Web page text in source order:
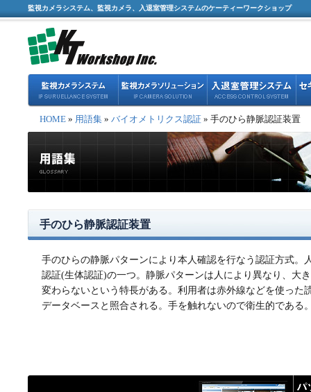
監視カメラシステム、監視カメラ、入退室管理システムのケーティーワークショップ
HOME » 用語集 » バイオメトリクス認証 » 手のひら静脈認証装置
手のひら静脈認証装置
手のひらの静脈パターンにより本人確認を行なう認証方式。
認証(生体認証)の一つ。静脈パターンは人により異なり、大
変わらないという特長がある。利用者は赤外線などを使った
データベースと照合される。手を触れないので衛生的である